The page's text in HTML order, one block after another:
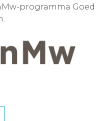
programma Goed